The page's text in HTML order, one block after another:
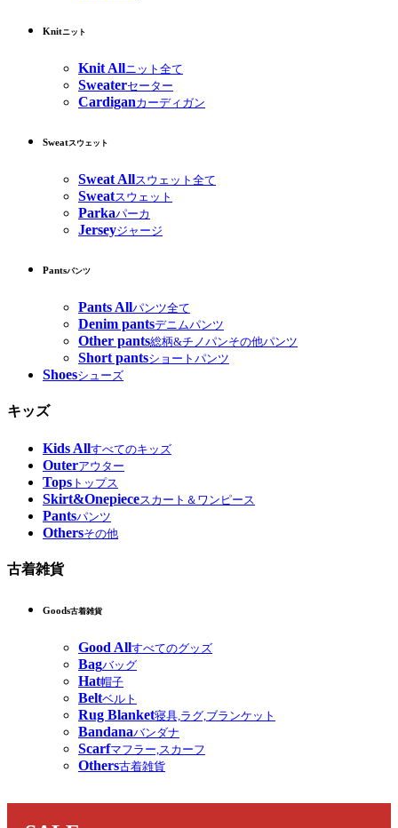
Knitニット
Knit Allニット全て
Sweaterセーター
Cardiganカーディガン
Sweatスウェット
Sweat Allスウェット全て
Sweatスウェット
Parkaパーカ
Jerseyジャージ
Pantsパンツ
Pants Allパンツ全て
Denim pantsデニムパンツ
Other pants総柄&チノパンその他パンツ
Short pantsショートパンツ
Shoesシューズ
キッズ
Kids Allすべてのキッズ
Outerアウター
Tops トップス
Skirt&Onepieceスカート＆ワンピース
Pantsパンツ
Othersその他
古着雑貨
Goods古着雑貨
Good Allすべてのグッズ
Bagバッグ
Hat帽子
Beltベルト
Rug Blanket寝具,ラグ,ブランケット
Bandanaバンダナ
Scarfマフラー,スカーフ
Others古着雑貨